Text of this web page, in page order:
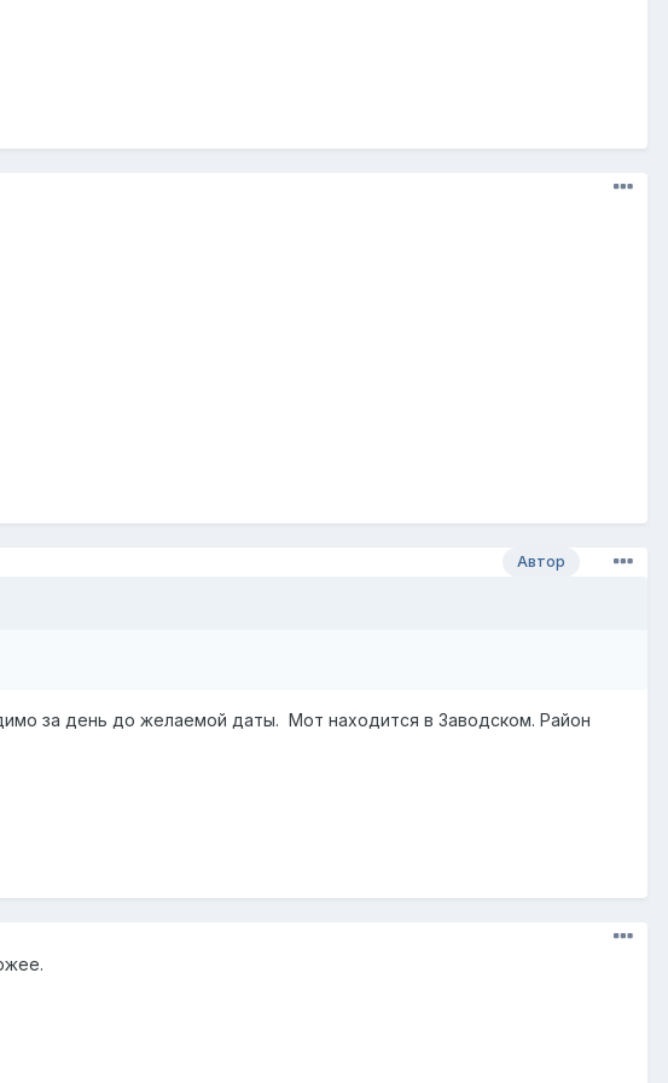
Автор
за день до желаемой даты. Мот находится в Заводском. Район